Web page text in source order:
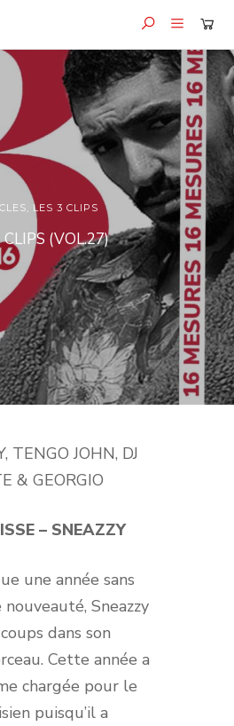
, LES 3 CLIPS
CLIPS (VOL.27)
TENGO JOHN, DJ
& GEORGIO
– SNEAZZY
une année sans
Sneazzy
dans son
Cette année a
chargée pour le
puisqu’il a